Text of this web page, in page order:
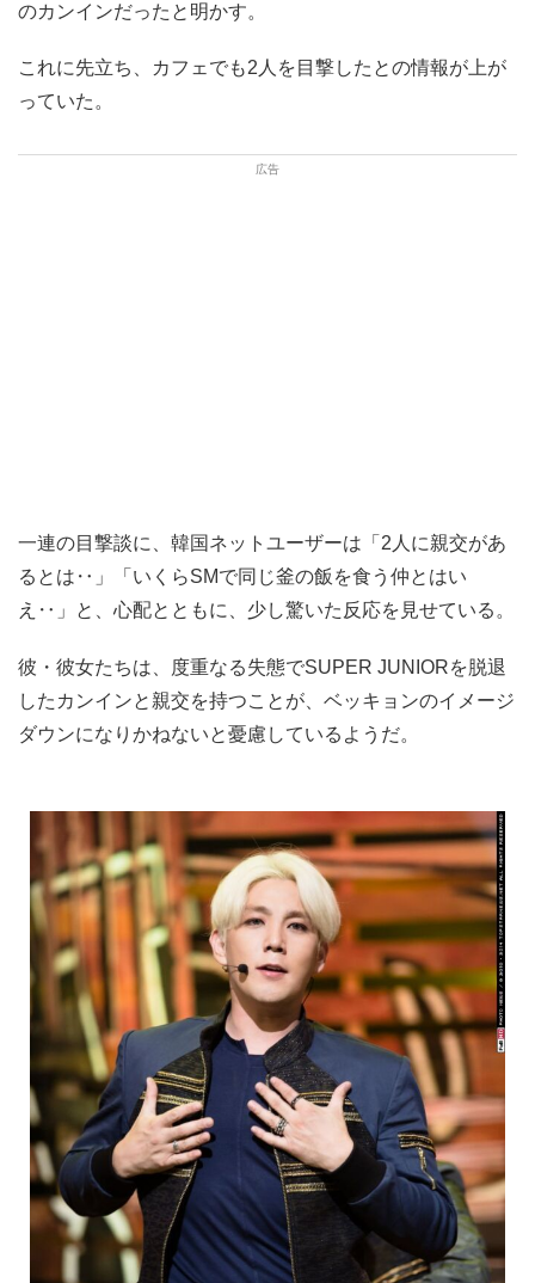
のカンインだったと明かす。
これに先立ち、カフェでも2人を目撃したとの情報が上が
っていた。
一連の目撃談に、韓国ネットユーザーは「2人に親交があ
るとは‥」「いくらSMで同じ釜の飯を食う仲とはい
え‥」と、心配とともに、少し驚いた反応を見せている。
彼・彼女たちは、度重なる失態でSUPER JUNIORを脱退
したカンインと親交を持つことが、ベッキョンのイメージ
ダウンになりかねないと憂慮しているようだ。